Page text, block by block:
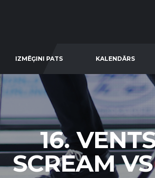
IZMĒĢINI PATS KALENDĀRS
16.
SCREAM VS